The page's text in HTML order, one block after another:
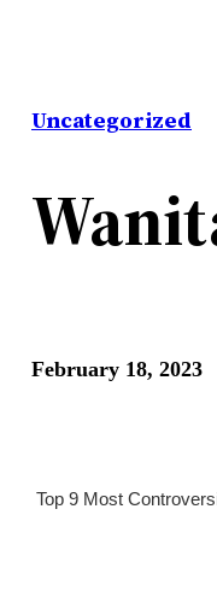
Uncategorized
February 18, 2023